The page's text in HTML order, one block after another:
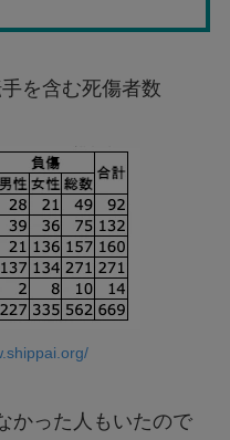
を含む死傷者数
かった人もいたので